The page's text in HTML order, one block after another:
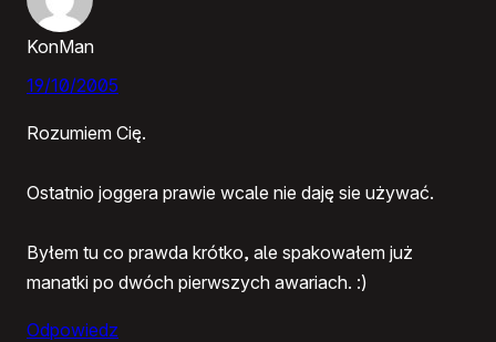
KonMan
19/10/2005
Rozumiem Cię.
Ostatnio joggera prawie wcale nie daję sie używać.
Byłem tu co prawda krótko, ale spakowałem już
manatki po dwóch pierwszych awariach. :)
Odpowiedz